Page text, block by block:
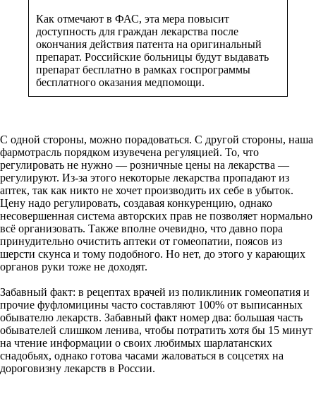
Как отмечают в ФАС, эта мера повысит
доступность для граждан лекарства после
окончания действия патента на оригинальный
препарат. Российские больницы будут выдавать
препарат бесплатно в рамках госпрограммы
бесплатного оказания медпомощи.
С одной стороны, можно порадоваться. С другой стороны, наша
фармотрасль порядком изувечена регуляцией. То, что
регулировать не нужно — розничные цены на лекарства —
регулируют. Из-за этого некоторые лекарства пропадают из
аптек, так как никто не хочет производить их себе в убыток.
Цену надо регулировать, создавая конкуренцию, однако
несовершенная система авторских прав не позволяет нормально
всё организовать. Также вполне очевидно, что давно пора
принудительно очистить аптеки от гомеопатии, поясов из
шерсти скунса и тому подобного. Но нет, до этого у карающих
органов руки тоже не доходят.
Забавный факт: в рецептах врачей из поликлиник гомеопатия и
прочие фуфломицины часто составляют 100% от выписанных
обывателю лекарств. Забавный факт номер два: большая часть
обывателей слишком ленива, чтобы потратить хотя бы 15 минут
на чтение информации о своих любимых шарлатанских
снадобьях, однако готова часами жаловаться в соцсетях на
дороговизну лекарств в России.